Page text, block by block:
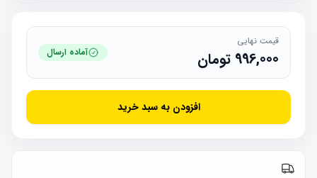
قیمت نهایی
996,000 تومان آماده ارسال
افزودن به سبد خرید